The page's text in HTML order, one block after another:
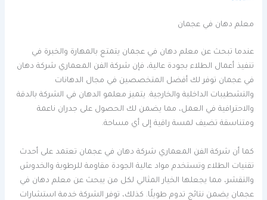
معلم دهان في عجمان
عندما تبحث عن معلم دهان في عجمان يتمتع بالمهارة والخبرة في
تنفيذ أعمال الطلاء بجودة عالية، فإن شركة الفن المعماري شركة دهان
في عجمان توفر لك أفضل المتخصصين في مجال الدهانات
والتشطيبات الداخلية والخارجية. يتميز معلمو الدهان في الشركة بالدقة
والاحترافية في العمل، مما يضمن لك الحصول على جدران ناعمة
ومتناسقة تضيف لمسة راقية إلى أي مساحة.
كما أن شركة الفن المعماري شركة دهان في عجمان تعتمد على أحدث
تقنيات الطلاء وتستخدم مواد عالية الجودة مقاومة للرطوبة والخدوش
والتقشر، مما يجعلها الخيار المثالي لكل من يبحث عن معلم دهان في
عجمان يضمن نتائج تدوم طويلًا. كذلك، توفر الشركة خدمة استشارات